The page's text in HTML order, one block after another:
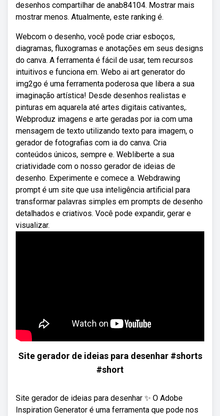
desenhos compartilhar de anab84104. Mostrar mais
mostrar menos. Atualmente, este ranking é.
Webcom o desenho, você pode criar esboços,
diagramas, fluxogramas e anotações em seus designs
do canva. A ferramenta é fácil de usar, tem recursos
intuitivos e funciona em. Webo ai art generator do
img2go é uma ferramenta poderosa que libera a sua
imaginação artística! Desde desenhos realistas e
pinturas em aquarela até artes digitais cativantes,.
Webproduz imagens e arte geradas por ia com uma
mensagem de texto utilizando texto para imagem, o
gerador de fotografias com ia do canva. Cria
conteúdos únicos, sempre e. Webliberte a sua
criatividade com o nosso gerador de ideias de
desenho. Experimente e comece a. Webdrawing
prompt é um site que usa inteligência artificial para
transformar palavras simples em prompts de desenho
detalhados e criativos. Você pode expandir, gerar e
visualizar.
Site gerador de ideias para desenhar #shorts
#short
Site gerador de ideias para desenhar ✨ O Adobe
Inspiration Generator é uma ferramenta que pode nos